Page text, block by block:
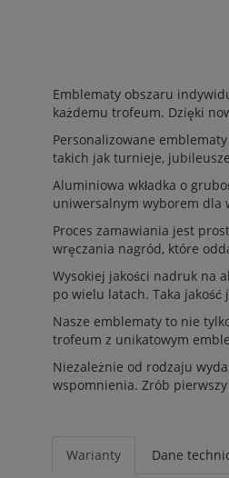
Emblematy obszaru
każdemu trofeum. Dzięki
Personalizowane
takich jak turnieje,
Aluminiowa wkładka o
uniwersalnym wyborem dla
Proces zamawiania jest
wręczania nagród, które
Wysokiej jakości nadruk na
po wielu latach. Taka jakość
Nasze emblematy to nie
trofeum z unikatowym
Niezależnie od rodzaju
wspomnienia. Zrób
Warianty Dane